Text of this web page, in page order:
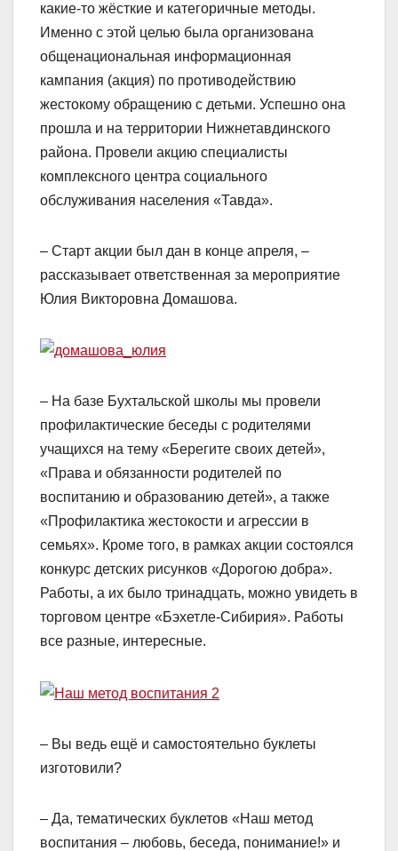
какие-то жёсткие и категоричные методы.
Именно с этой целью была организована
общенациональная информационная
кампания (акция) по противодействию
жестокому обращению с детьми. Успешно она
прошла и на территории Нижнетавдинского
района. Провели акцию специалисты
комплексного центра социального
обслуживания населения «Тавда».
– Старт акции был дан в конце апреля, –
рассказывает ответственная за мероприятие
Юлия Викторовна Домашова.
– На базе Бухтальской школы мы провели
профилактические беседы с родителями
учащихся на тему «Берегите своих детей»,
«Права и обязанности родителей по
воспитанию и образованию детей», а также
«Профилактика жестокости и агрессии в
семьях». Кроме того, в рамках акции состоялся
конкурс детских рисунков «Дорогою добра».
Работы, а их было тринадцать, можно увидеть в
торговом центре «Бэхетле-Сибирия». Работы
все разные, интересные.
– Вы ведь ещё и самостоятельно буклеты
изготовили?
– Да, тематических буклетов «Наш метод
воспитания – любовь, беседа, понимание!» и